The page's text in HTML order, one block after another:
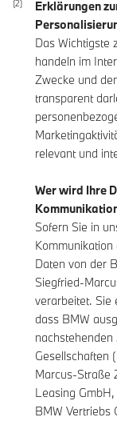
Erklärungen
Das Wichtigste
handeln im
Zwecke und
transparent
relevant und
Wer wird Ihre
Sofern Sie in
Daten von der
Siegfried-
verarbeitet. Sie
dass BMW
Gesellschaften
Marcus-Straße
Leasing
BMW Vertriebs